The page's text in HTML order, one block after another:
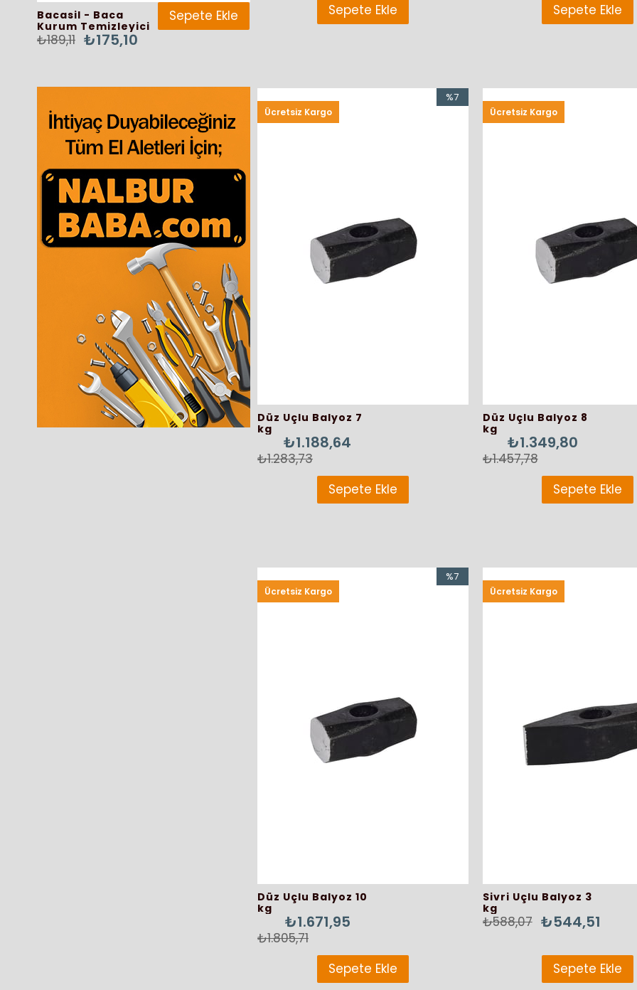
Bacasil - Baca
Kurum Temizleyici
₺175,10
₺189,11
Sepete Ekle Bisiklet Kilidi 80 cm
₺187,68
Sepete Ekle
Şifreli Bisiklet Kilidi
Sepete Ekle Sepete Ekle
Düz Uçlu Balyoz 7
kg
₺1.188,64
₺1.283,73
Sepete Ekle
%7
Ücretsiz Kargo
Düz Uçlu Balyoz 8
kg
₺1.349,80
₺1.457,78
Sepete Ekle
Ücretsiz Kargo
Düz Uçlu Balyoz 10
kg
₺1.671,95
₺1.805,71
Sepete Ekle
%7
Ücretsiz Kargo
Sivri Uçlu Balyoz 3
kg
₺544,51
₺588,07
Sepete Ekle
Ücretsiz Kargo